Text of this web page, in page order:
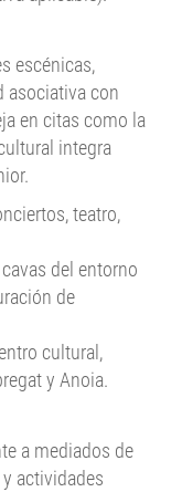
escénicas,
asociativa con
en citas como la
integra
teatro,
del entorno
de
cultural,
y Anoia.
a mediados de
actividades